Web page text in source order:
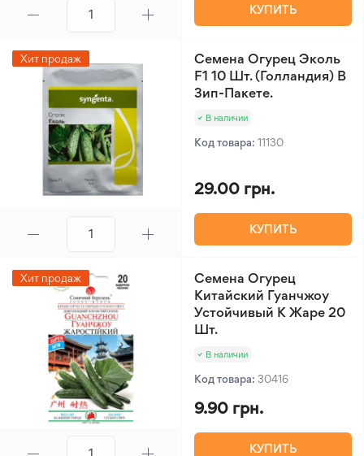
КУПИТЬ
Хит продаж
Семена Огурец Эколь
F1 10 Шт. (Голландия) В
Зип-Пакете.
В наличии
Код товара: 11130
29.00 грн.
КУПИТЬ
Хит продаж
Семена Огурец
Китайский Гуанчжоу
Устойчивый К Жаре 20
Шт.
В наличии
Код товара: 30416
9.90 грн.
КУПИТЬ